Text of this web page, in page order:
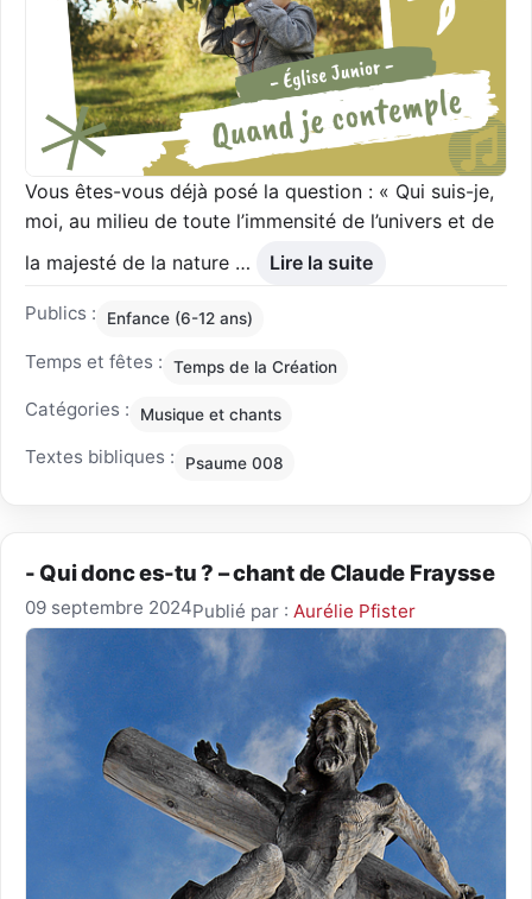
Vous êtes-vous déjà posé la question : « Qui suis-je,
moi, au milieu de toute l’immensité de l’univers et de
la majesté de la nature …
Lire la suite
Publics : Enfance (6-12 ans)
Temps et fêtes : Temps de la Création
Catégories : Musique et chants
Textes bibliques : Psaume 008
- Qui donc es-tu ? – chant de Claude Fraysse
09 septembre 2024Publié par : Aurélie Pfister